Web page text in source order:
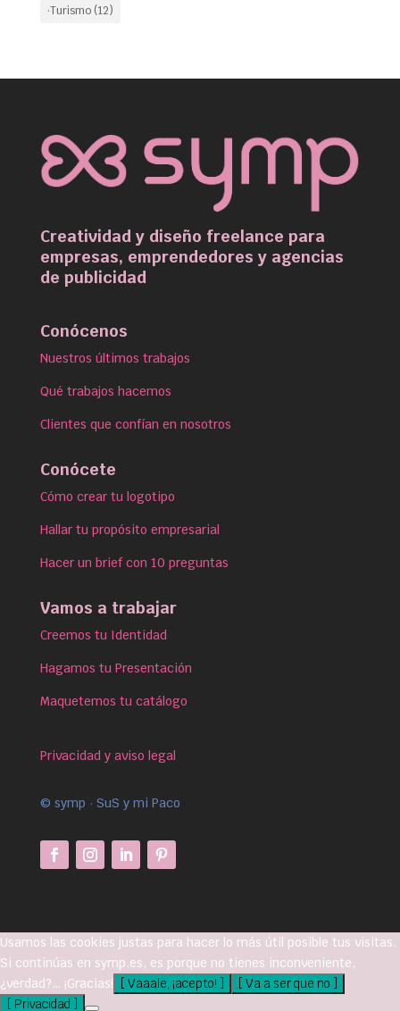
·Turismo(12)
Creatividad y diseño freelance para
empresas, emprendedores y agencias
de publicidad
Conócenos
Nuestros últimos trabajos
Qué trabajos hacemos
Clientes que confían en nosotros
Conócete
Cómo crear tu logotipo
Hallar tu propósito empresarial
Hacer un brief con 10 preguntas
Vamos a trabajar
Creemos tu Identidad
Hagamos tu Presentación
Maquetemos tu catálogo
Privacidad y aviso legal
© symp · SuS y mi Paco
Usamos las cookies justas para hacer lo más útil posible tus visitas.
Si continúas en symp.es, es porque no tienes inconveniente,
¿verdad?… ¡Gracias!
[ Vaaale, ¡acepto! ]
[ Va a ser que no ]
[ Privacidad ]